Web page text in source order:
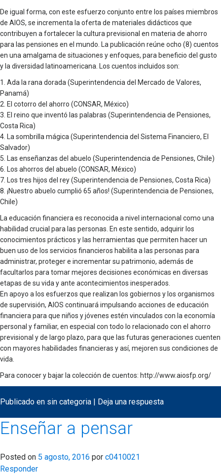
De igual forma, con este esfuerzo conjunto entre los países miembros
de AIOS, se incrementa la oferta de materiales didácticos que
contribuyen a fortalecer la cultura previsional en materia de ahorro
para las pensiones en el mundo. La publicación reúne ocho (8) cuentos
en una amalgama de situaciones y enfoques, para beneficio del gusto
y la diversidad latinoamericana. Los cuentos incluidos son:
1. Ada la rana dorada (Superintendencia del Mercado de Valores,
Panamá)
2. El cotorro del ahorro (CONSAR, México)
3. El reino que inventó las palabras (Superintendencia de Pensiones,
Costa Rica)
4. La sombrilla mágica (Superintendencia del Sistema Financiero, El
Salvador)
5. Las enseñanzas del abuelo (Superintendencia de Pensiones, Chile)
6. Los ahorros del abuelo (CONSAR, México)
7. Los tres hijos del rey (Superintendencia de Pensiones, Costa Rica)
8. ¡Nuestro abuelo cumplió 65 años! (Superintendencia de Pensiones,
Chile)
La educación financiera es reconocida a nivel internacional como una
habilidad crucial para las personas. En este sentido, adquirir los
conocimientos prácticos y las herramientas que permiten hacer un
buen uso de los servicios financieros habilita a las personas para
administrar, proteger e incrementar su patrimonio, además de
facultarlos para tomar mejores decisiones económicas en diversas
etapas de su vida y ante acontecimientos inesperados.
En apoyo a los esfuerzos que realizan los gobiernos y los organismos
de supervisión, AIOS continuará impulsando acciones de educación
financiera para que niños y jóvenes estén vinculados con la economía
personal y familiar, en especial con todo lo relacionado con el ahorro
previsional y de largo plazo, para que las futuras generaciones cuenten
con mayores habilidades financieras y así, mejoren sus condiciones de
vida.
Para conocer y bajar la colección de cuentos: http://www.aiosfp.org/
Publicado en sin categoria | Deja una respuesta
Enseñar a pensar
Posted on 5 agosto, 2016 por c0410021
Responder